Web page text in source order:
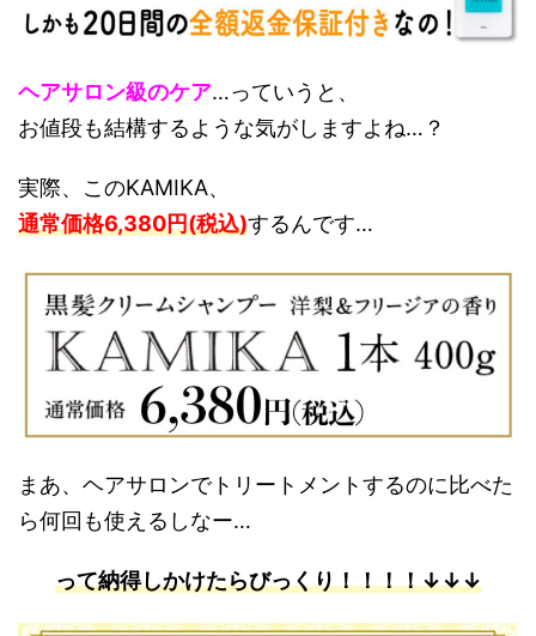
ヘアサロン級のケア…っていうと、
お値段も結構するような気がしますよね…？
実際、このKAMIKA、
通常価格6,380円(税込)するんです…
まあ、ヘアサロンでトリートメントするのに比べた
ら何回も使えるしなー…
って納得しかけたらびっくり！！！！↓↓↓